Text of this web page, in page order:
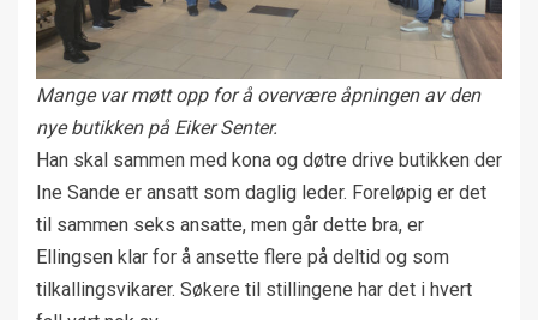
Mange var møtt opp for å overvære åpningen av den
nye butikken på Eiker Senter.
Han skal sammen med kona og døtre drive butikken der
Ine Sande er ansatt som daglig leder. Foreløpig er det
til sammen seks ansatte, men går dette bra, er
Ellingsen klar for å ansette flere på deltid og som
tilkallingsvikarer. Søkere til stillingene har det i hvert